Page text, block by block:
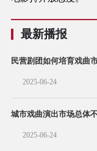
最新播报
民营剧团如何培育戏曲
2025-06-24
城市戏曲演出市场总体
2025-06-24